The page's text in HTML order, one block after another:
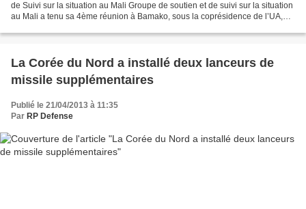
de Suivi sur la situation au Mali Groupe de soutien et de suivi sur la situation
au Mali a tenu sa 4ème réunion à Bamako, sous la coprésidence de l’UA,
La Corée du Nord a installé deux lanceurs de
missile supplémentaires
Publié le 21/04/2013 à 11:35
Par RP Defense